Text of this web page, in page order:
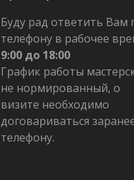
Буду рад ответить Вам
телефону в рабочее
9:00 до 18:00
График работы
не нормированный, о
визите необходимо
договариваться
телефону.